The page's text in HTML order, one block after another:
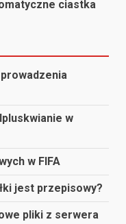
ciastka
w
w FIFA
jest przepisowy?
pliki z serwera